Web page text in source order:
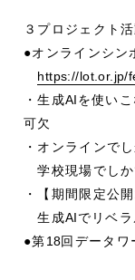
３プロジェクト
●オンラインシン
https://lot.or.jp/
・生成AIを使い
可欠
・オンラインで
学校現場でしか
・【期間限定公開
生成AIでリベ
●第18回データワ